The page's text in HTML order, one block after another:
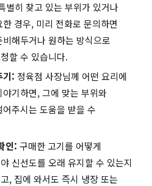
별히 찾고 있는 부위가 있거나
경우, 미리 전화로 문의하면
해두거나 원하는 방식으로
할 수 있습니다.
기: 정육점 사장님께 어떤 요리에
기하면, 그에 맞는 부위와
주시는 도움을 받을 수
인: 구매한 고기를 어떻게
신선도를 오래 유지할 수 있는지
, 집에 와서도 즉시 냉장 또는